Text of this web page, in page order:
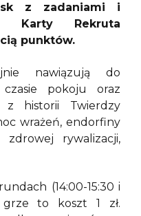
z zadaniami i
Karty Rekruta
punktów.
nawiązują do
pokoju oraz
historii Twierdzy
wrażeń, endorfiny
rywalizacji,
(14:00-15:30 i
grze to koszt 1 zł.